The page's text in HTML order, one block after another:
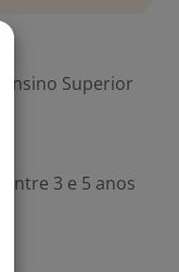
Superior
3 e 5 anos